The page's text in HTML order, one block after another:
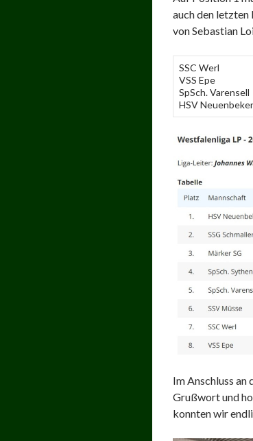
auch den letzten
von Sebastian
SSC Werl
VSS Epe
SpSch. Varensell
HSV
Im Anschluss
Grußwort und
konnten wir